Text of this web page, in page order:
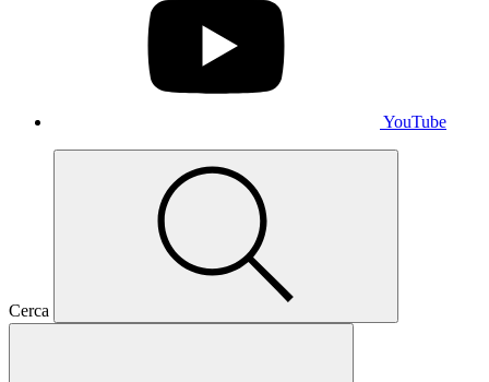
YouTube
Cerca